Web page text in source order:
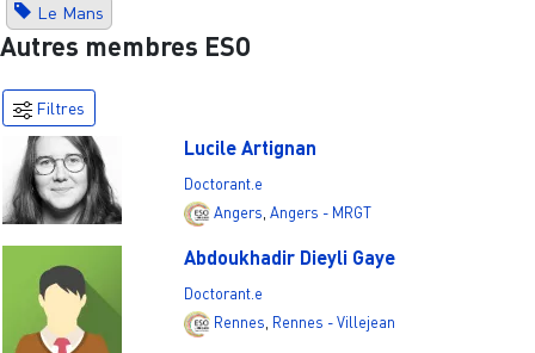
Le Mans
Autres membres ESO
Filtres
Lucile Artignan
Doctorant.e
Angers Angers - MRGT
Abdoukhadir Dieyli Gaye
Doctorant.e
Rennes, Rennes - Villejean